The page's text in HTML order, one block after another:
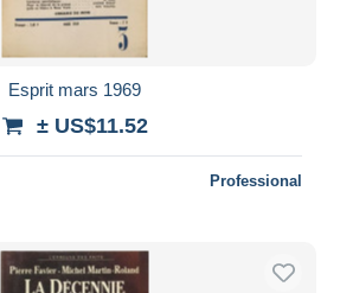
Esprit mars 1969
± US$11.52
Professional